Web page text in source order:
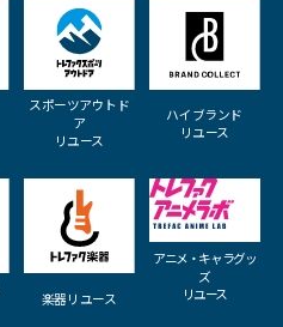
スポーツアウトド
ア
リユース
ハイブランド
リユース
楽器リユース
アニメ・キャラグッ
ズ
リユース